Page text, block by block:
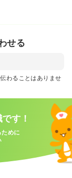
せる
わることはありませ
す！
めに